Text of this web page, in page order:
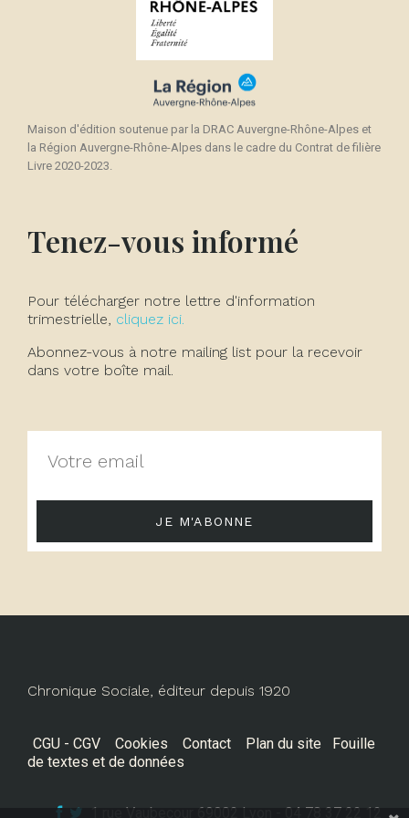
Maison d'édition soutenue par la DRAC Auvergne-Rhône-Alpes et
la Région Auvergne-Rhône-Alpes dans le cadre du Contrat de filière
Livre 2020-2023.
Tenez-vous informé
Pour télécharger notre lettre d'information
trimestrielle, cliquez ici.
Abonnez-vous à notre mailing list pour la recevoir
dans votre boîte mail.
JE M'ABONNE
Chronique Sociale, éditeur depuis 1920
CGU - CGV Cookies Contact Plan du site
Fouille
de textes et de données
1 rue Vaubecour 69002 Lyon - 04 78 37 22 12